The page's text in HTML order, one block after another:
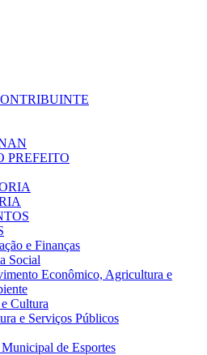
PREFEITO
e Finanças
Social
Econômico, Agricultura e
Cultura
e Serviços Públicos
Municipal de Esportes